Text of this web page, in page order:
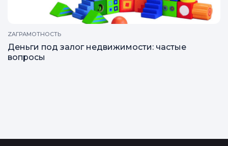
ZAГРАМОТНОСТЬ
Деньги под залог недвижимости: частые
вопросы